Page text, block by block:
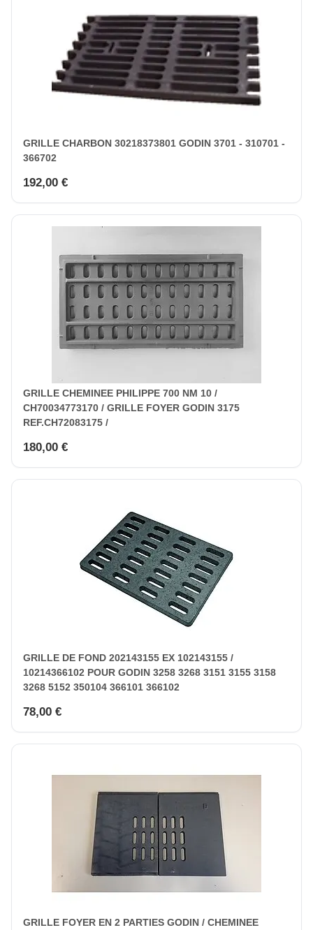
GRILLE CHARBON 30218373801 GODIN 3701 - 310701 -
366702
192,00 €
GRILLE CHEMINEE PHILIPPE 700 NM 10 /
CH70034773170 / GRILLE FOYER GODIN 3175
REF.CH72083175 /
180,00 €
GRILLE DE FOND 202143155 EX 102143155 /
10214366102 POUR GODIN 3258 3268 3151 3155 3158
3268 5152 350104 366101 366102
78,00 €
GRILLE FOYER EN 2 PARTIES GODIN / CHEMINEE